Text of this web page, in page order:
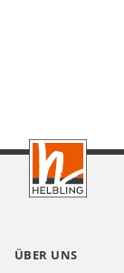
Footer
DE
ÜBER UNS